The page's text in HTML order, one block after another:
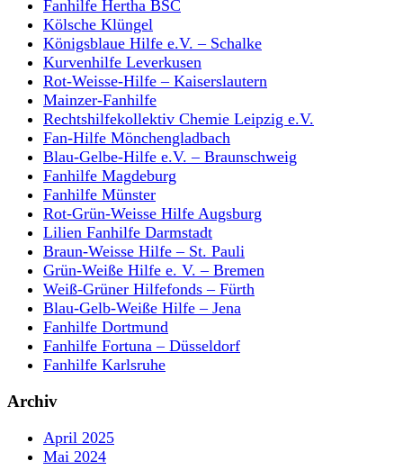
Fanhilfe Hertha BSC
Kölsche Klüngel
Königsblaue Hilfe e.V. – Schalke
Kurvenhilfe Leverkusen
Rot-Weisse-Hilfe – Kaiserslautern
Mainzer-Fanhilfe
Rechtshilfekollektiv Chemie Leipzig e.V.
Fan-Hilfe Mönchengladbach
Blau-Gelbe-Hilfe e.V. – Braunschweig
Fanhilfe Magdeburg
Fanhilfe Münster
Rot-Grün-Weisse Hilfe Augsburg
Lilien Fanhilfe Darmstadt
Braun-Weisse Hilfe – St. Pauli
Grün-Weiße Hilfe e. V. – Bremen
Weiß-Grüner Hilfefonds – Fürth
Blau-Gelb-Weiße Hilfe – Jena
Fanhilfe Dortmund
Fanhilfe Fortuna – Düsseldorf
Fanhilfe Karlsruhe
Archiv
April 2025
Mai 2024